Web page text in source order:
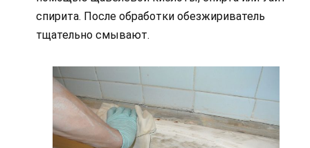
спирита. После обработки обезжириватель
тщательно смывают.